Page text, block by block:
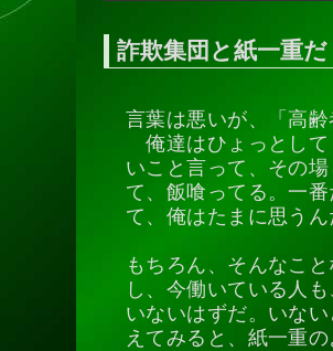
詐欺集団と紙一重だ
言葉は悪いが、「高
俺達はひょっとして
いこと言って、その
て、飯喰ってる。一
て、俺はたまに思う
もちろん、そんなこ
し、今働いている人
いないはずだ。いな
えてみると、紙一重